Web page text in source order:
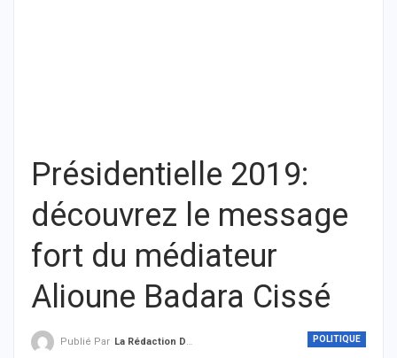
Présidentielle 2019:
découvrez le message
fort du médiateur
Alioune Badara Cissé
POLITIQUE
Publié Par La Rédaction De THIEYSENEGAL.com